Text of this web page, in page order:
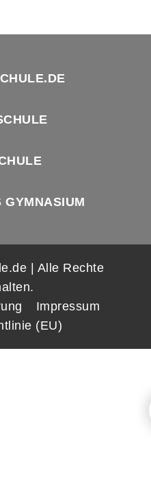
GYMNASIUM
| Alle Rechte
Impressum
(EU)